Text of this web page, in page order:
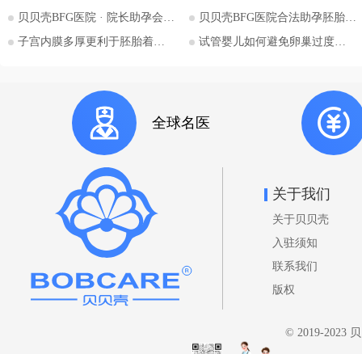
斯斯坦的法律框架值得深入探讨。
法律的核心要点，并特别关注单身
拉套大学附属BFG生殖妇产医院的
咨询信息。 核心要点一：吉尔吉
斯斯坦助孕法律概述 吉尔吉斯斯
《家庭法》、《公民健康保护法》
尔吉斯斯坦法律明确承认并规范了
助孕行为，包括商业助孕，允许委
托人向助孕母亲支付报酬。 亲权
认定： 法律明确规定，在签署合
子，其合法父母直接认定为委托
贝贝壳BFG医院 · 院长助孕会（济南站）
贝贝壳BFG医院合法助孕胚胎移植流程详解
子宫内膜多厚更利于胚胎着床？
试管婴儿如何避免卵巢过度刺激综合征
全球名医
关于我们
关于贝贝壳
入驻须知
联系我们
版权
© 2019-2023